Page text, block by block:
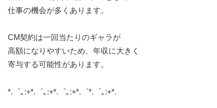
仕事の機会が多くあります。
CM契約は一回当たりのギャラが
高額になりやすいため、年収に大きく
寄与する可能性があります。
*.゜｡:+*.゜｡:+*.゜｡:+*.゜*.゜｡:+*.